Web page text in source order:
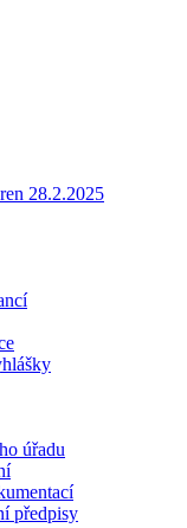
28.2.2025
úřadu
předpisy